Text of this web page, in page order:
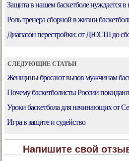
Защита в нашем баскетболе нуждается в
Роль тренера сборной в жизни
Диапазон перестройки: от ДЮСШ до
СЛЕДУЮЩИЕ СТАТЬИ
Женщины бросают вызов мужчинам
Почему баскетболисты России
Уроки баскетбола для начинающих от
Игра в защите и судейство
Напишите свой